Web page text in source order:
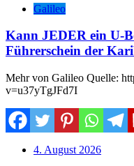
Galileo
Kann JEDER ein U-
Führerschein der
Mehr von Galileo Quelle:
v=u37yTgJFd7I
4. August 2026